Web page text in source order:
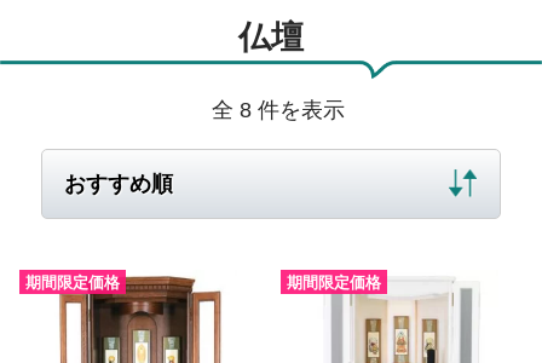
仏壇
全 8 件を表示
期間限定価格 期間限定価格